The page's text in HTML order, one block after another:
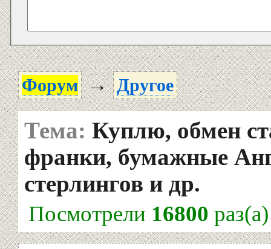
Форум→Другое
Тема: Куплю, обмен
франки, бумажные
стерлингов и др.
Посмотрели 16800 раз(а)